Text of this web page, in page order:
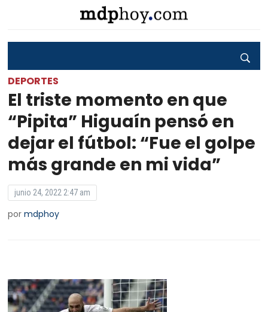
DEPORTES
El triste momento en que
“Pipita” Higuaín pensó en
dejar el fútbol: “Fue el golpe
más grande en mi vida”
junio 24, 2022 2:47 am
pormdphoy